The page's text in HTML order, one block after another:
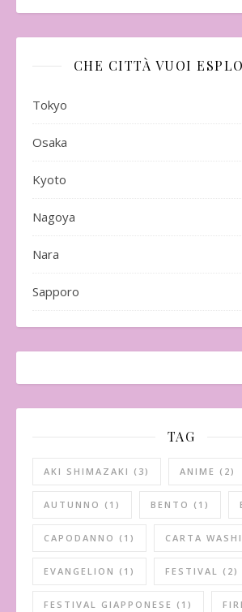
CHE CITTÀ VUOI
Tokyo
Osaka
Kyoto
Nagoya
Nara
Sapporo
TAG
AKI SHIMAZAKI (3) ANIME (2)
AUTUNNO (1) BENTO (1)
CAPODANNO (1) CARTA WASHI
EVANGELION (1) FESTIVAL (2)
FESTIVAL GIAPPONESE (1)